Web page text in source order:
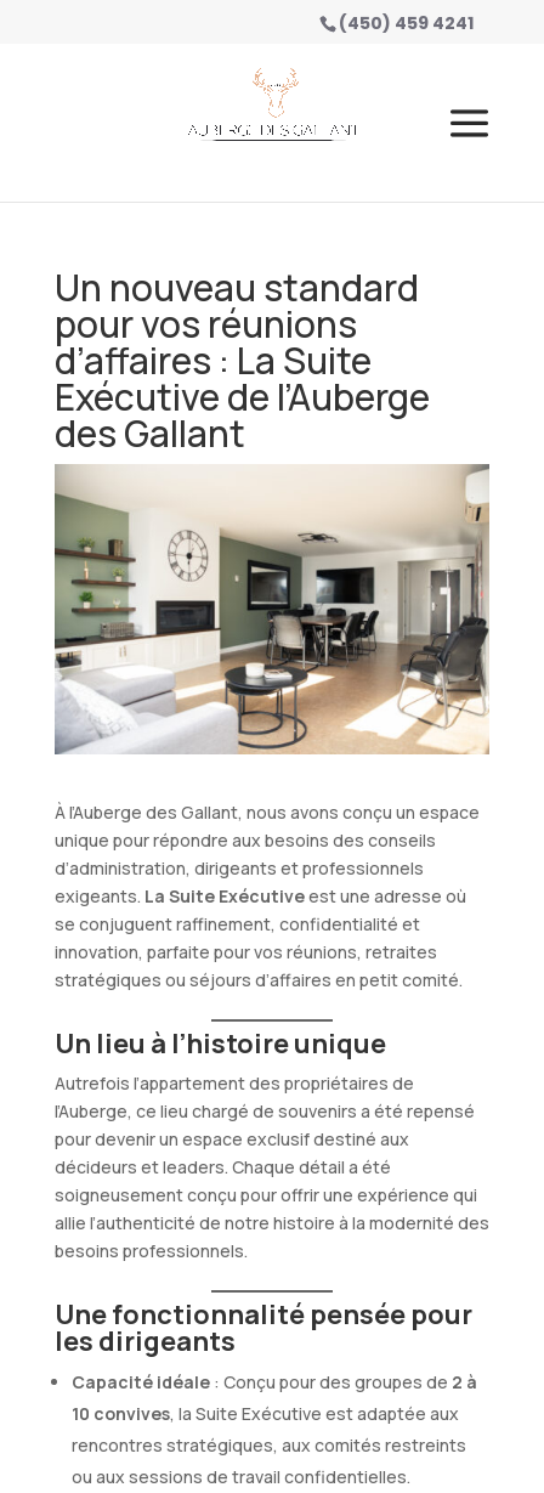
(450) 459 4241
Un nouveau standard
pour vos réunions
d’affaires : La Suite
Exécutive de l’Auberge
des Gallant
À l’Auberge des Gallant, nous avons conçu un espace
unique pour répondre aux besoins des conseils
d’administration, dirigeants et professionnels
exigeants. La Suite Exécutiveest une adresse où
se conjuguent raffinement, confidentialité et
innovation, parfaite pour vos réunions, retraites
stratégiques ou séjours d’affaires en petit comité.
Un lieu à l’histoire unique
Autrefois l’appartement des propriétaires de
l’Auberge, ce lieu chargé de souvenirs a été repensé
pour devenir un espace exclusif destiné aux
décideurs et leaders. Chaque détail a été
soigneusement conçu pour offrir une expérience qui
allie l’authenticité de notre histoire à la modernité des
besoins professionnels.
Une fonctionnalité pensée pour
les dirigeants
Capacité idéale: Conçu pour des groupes de 2 à
10 convives, la Suite Exécutive est adaptée aux
rencontres stratégiques, aux comités restreints
ou aux sessions de travail confidentielles.